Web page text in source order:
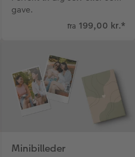
gave.
fra 199,00 kr.*
Minibilleder